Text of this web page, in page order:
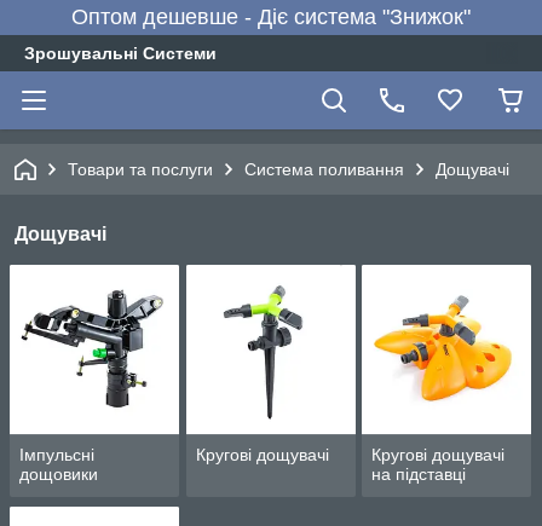
Оптом дешевше - Діє система "Знижок"
Зрошувальні Системи
Товари та послуги Система поливання Дощувачі
Дощувачі
Імпульсні
дощовики
Кругові дощувачі
Кругові дощувачі
на підставці